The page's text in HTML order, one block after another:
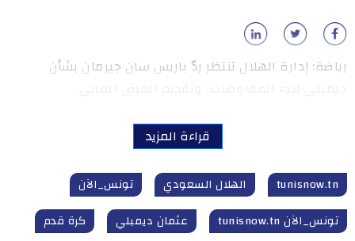
رياضة: إدارة الهلال تنتظر ردّ باريس سان جيرمان بشأن
قراءة المزيد
tunisnow.tn الهلال السعودي
تونس_الآن
تونس_الآن tunisnow.tn
عثمان ديمبلي كرة قدم